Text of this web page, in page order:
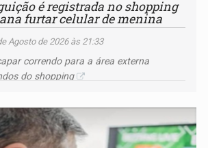
é registrada no shopping
furtar celular de menina
Agosto de 2026 às 21:33
correndo para a área externa
do shopping